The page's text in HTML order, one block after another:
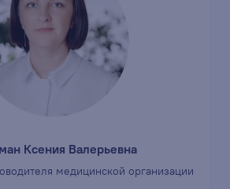
Ксения Валерьевна
медицинской организации